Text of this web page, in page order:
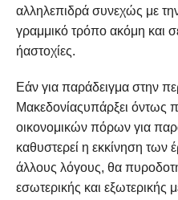
αλληλεπιδρά συνεχώς με
γραμμικό τρόπο ακόμη και
ήαστοχίες.
Εάν για παράδειγμα στην
Μακεδονίαςυπάρξει όντως
οικονομικών πόρων για
καθυστερεί η εκκίνηση των
άλλους λόγους, θα
εσωτερικής και εξωτερικής